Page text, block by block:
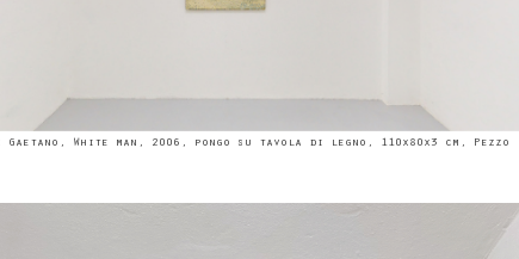
Gaetano, White man, 2006, pongo su tavola di legno, 110x80x3 cm, Pezzo